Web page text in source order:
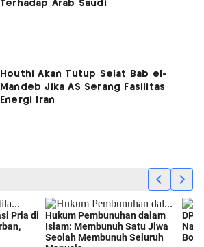
Terhadap Arab Saudi
Houthi Akan Tutup Selat Bab el-
Mandeb Jika AS Serang Fasilitas
Energi Iran